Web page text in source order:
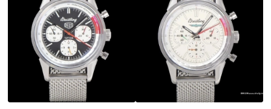
二、確認款式與價格
客服會與您確認品牌、尺寸、顏色、配件等細節，如
有現貨會直接幫您預留；若需要排單，我們也會事先
說明大約出貨時間。
三、安排付款方式
您可以選擇先付少量訂金預留貨品，餘款在出貨